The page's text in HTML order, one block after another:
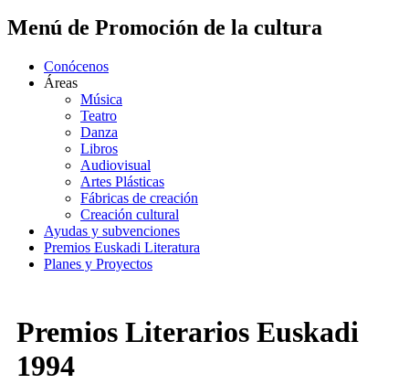
Menú de Promoción de la cultura
Conócenos
Áreas
Música
Teatro
Danza
Libros
Audiovisual
Artes Plásticas
Fábricas de creación
Creación cultural
Ayudas y subvenciones
Premios Euskadi Literatura
Planes y Proyectos
Premios Literarios Euskadi
1994